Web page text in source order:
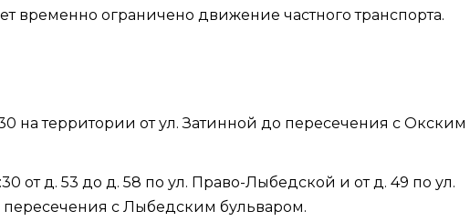
временно ограничено движение частного транспорта.
на территории от ул. Затинной до пересечения с Окским
от д. 53 до д. 58 по ул. Право-Лыбедской и от д. 49 по ул.
с Лыбедским бульваром.